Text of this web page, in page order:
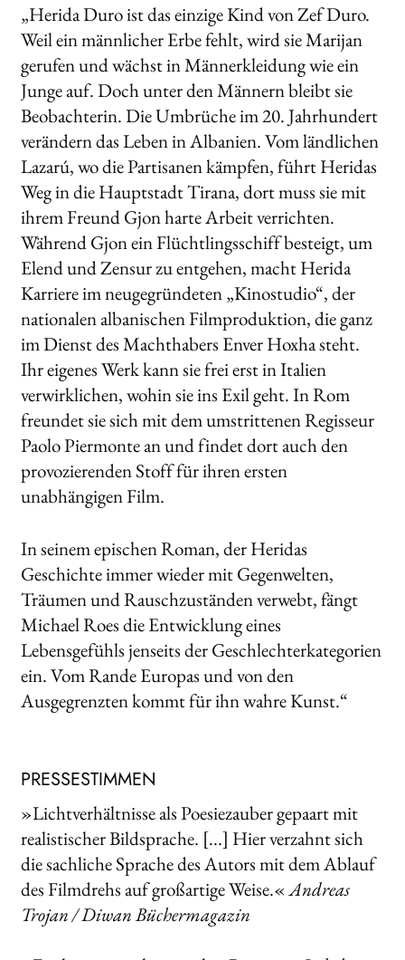
„Herida Duro ist das einzige Kind von Zef Duro.
Weil ein männlicher Erbe fehlt, wird sie Marijan
gerufen und wächst in Männerkleidung wie ein
Junge auf. Doch unter den Männern bleibt sie
Beobachterin. Die Umbrüche im 20. Jahrhundert
verändern das Leben in Albanien. Vom ländlichen
Lazarú, wo die Partisanen kämpfen, führt Heridas
Weg in die Hauptstadt Tirana, dort muss sie mit
ihrem Freund Gjon harte Arbeit verrichten.
Während Gjon ein Flüchtlingsschiff besteigt, um
Elend und Zensur zu entgehen, macht Herida
Karriere im neugegründeten „Kinostudio“, der
nationalen albanischen Filmproduktion, die ganz
im Dienst des Machthabers Enver Hoxha steht.
Ihr eigenes Werk kann sie frei erst in Italien
verwirklichen, wohin sie ins Exil geht. In Rom
freundet sie sich mit dem umstrittenen Regisseur
Paolo Piermonte an und findet dort auch den
provozierenden Stoff für ihren ersten
unabhängigen Film.
In seinem epischen Roman, der Heridas
Geschichte immer wieder mit Gegenwelten,
Träumen und Rauschzuständen verwebt, fängt
Michael Roes die Entwicklung eines
Lebensgefühls jenseits der Geschlechterkategorien
ein. Vom Rande Europas und von den
Ausgegrenzten kommt für ihn wahre Kunst.“
PRESSESTIMMEN
»Lichtverhältnisse als Poesiezauber gepaart mit
realistischer Bildsprache. [...] Hier verzahnt sich
die sachliche Sprache des Autors mit dem Ablauf
des Filmdrehs auf großartige Weise.«Andreas
Trojan / Diwan Büchermagazin